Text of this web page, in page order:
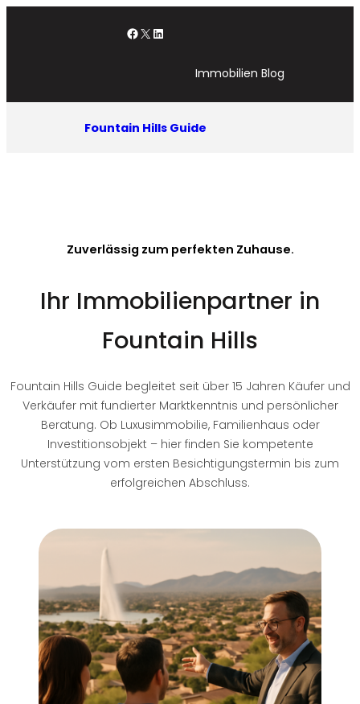
Facebook X LinkedIn
Immobilien Blog
Fountain Hills Guide
Zuverlässig zum perfekten Zuhause.
Ihr Immobilienpartner in
Fountain Hills
Fountain Hills Guide begleitet seit über 15 Jahren Käufer und
Verkäufer mit fundierter Marktkenntnis und persönlicher
Beratung. Ob Luxusimmobilie, Familienhaus oder
Investitionsobjekt – hier finden Sie kompetente
Unterstützung vom ersten Besichtigungstermin bis zum
erfolgreichen Abschluss.